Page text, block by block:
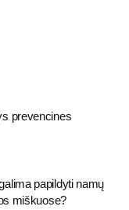
prevencines
papildyti namų
miškuose?